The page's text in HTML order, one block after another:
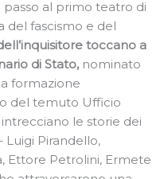
passo al primo teatro di
del fascismo e del
toccano a
di Stato, nominato
formazione
del temuto Ufficio
intrecciano le storie dei
Pirandello,
Ettore Petrolini, Ermete